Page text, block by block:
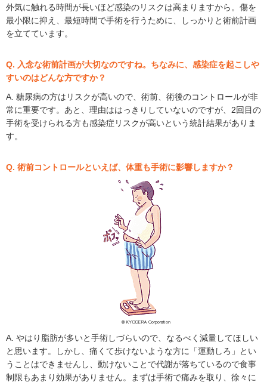
外気に触れる時間が長いほど感染のリスクは高まりますから。傷を
最小限に抑え、最短時間で手術を行うために、しっかりと術前計画
を立てています。
Q. 入念な術前計画が大切なのですね。ちなみに、感染症を起こしや
すいのはどんな方ですか？
A. 糖尿病の方はリスクが高いので、術前、術後のコントロールが非
常に重要です。あと、理由ははっきりしていないのですが、2回目の
手術を受けられる方も感染症リスクが高いという統計結果がありま
す。
Q. 術前コントロールといえば、体重も手術に影響しますか？
A. やはり脂肪が多いと手術しづらいので、なるべく減量してほしい
と思います。しかし、痛くて歩けないような方に「運動しろ」とい
うことはできませんし、動けないことで代謝が落ちているので食事
制限もあまり効果がありません。まずは手術で痛みを取り、徐々に